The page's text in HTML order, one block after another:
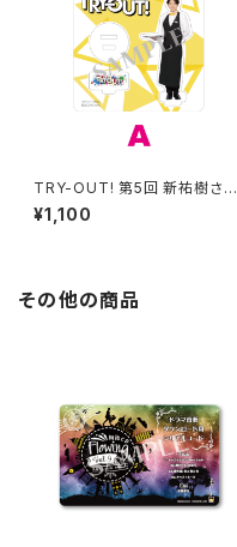
TRY-OUT! 第5回 新祐樹さん
柄 アクリルスタンド A
¥1,100
その他の商品